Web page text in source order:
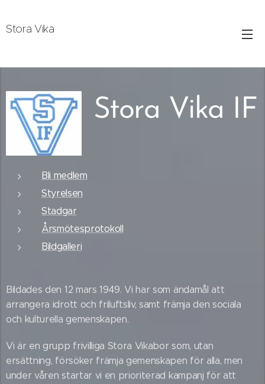
Stora Vika
Stora Vika IF
Bli medlem
Styrelsen
Stadgar
Årsmötesprotokoll
Bildgalleri
Bildades den 12 mars 1949. Vi har som ändamål att
arrangera idrott och friluftsliv, samt främja den sociala
och kulturella gemenskapen.
Vi är en grupp frivilliga Stora Vikabor som, utan
ersättning, försöker främja gemenskapen för alla, men
under våren startar vi en prioriterad kampanj för att